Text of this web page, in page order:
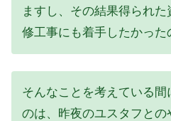
ますし、その結果得られ
修工事にも着手したかった
そんなことを考えている
のは、昨夜のユスタフとの